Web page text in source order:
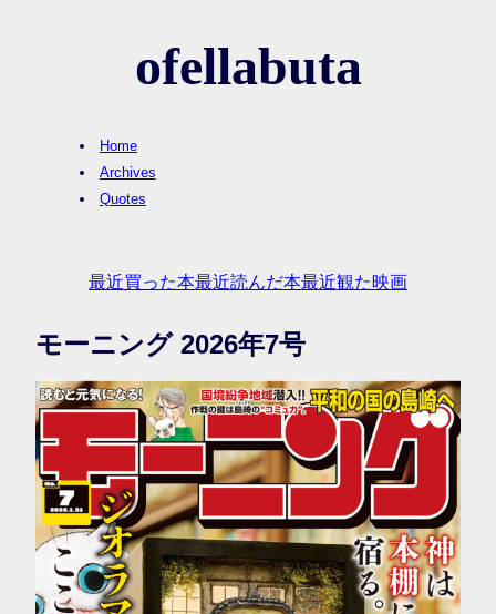
ofellabuta
Home
Archives
Quotes
最近買った本最近読んだ本最近観た映画
モーニング 2026年7号